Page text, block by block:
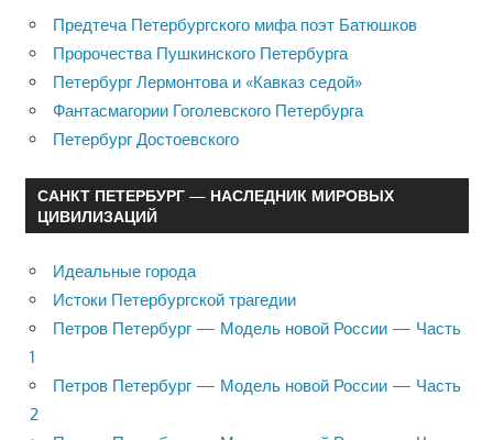
Предтеча Петербургского мифа поэт Батюшков
Пророчества Пушкинского Петербурга
Петербург Лермонтова и «Кавказ седой»
Фантасмагории Гоголевского Петербурга
Петербург Достоевского
САНКТ ПЕТЕРБУРГ — НАСЛЕДНИК МИРОВЫХ
ЦИВИЛИЗАЦИЙ
Идеальные города
Истоки Петербургской трагедии
Петров Петербург — Модель новой России — Часть
1
Петров Петербург — Модель новой России — Часть
2